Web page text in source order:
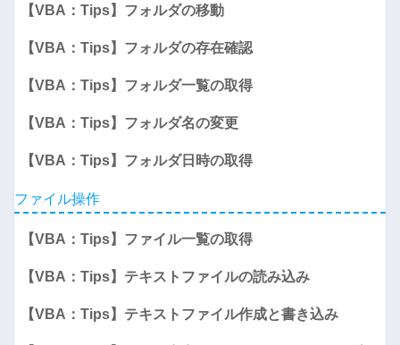
【VBA：Tips】フォルダの移動
【VBA：Tips】フォルダの存在確認
【VBA：Tips】フォルダ一覧の取得
【VBA：Tips】フォルダ名の変更
【VBA：Tips】フォルダ日時の取得
ファイル操作
【VBA：Tips】ファイル一覧の取得
【VBA：Tips】テキストファイルの読み込み
【VBA：Tips】テキストファイル作成と書き込み